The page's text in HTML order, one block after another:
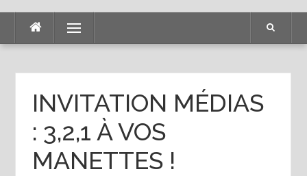
Menu
INVITATION MÉDIAS
: 3,2,1 À VOS
MANETTES !